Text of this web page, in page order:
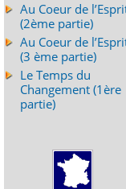
Au Coeur de
(2ème partie)
Au Coeur de
(3 ème partie)
Le Temps du
Changement (1ère
partie)